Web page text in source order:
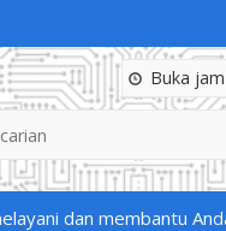
Buka
dan membantu